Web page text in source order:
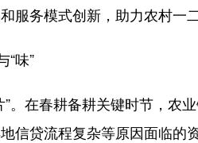
服务模式创新，助力农村一
味”
在春耕备耕关键时节，农业
信贷流程复杂等原因面临的